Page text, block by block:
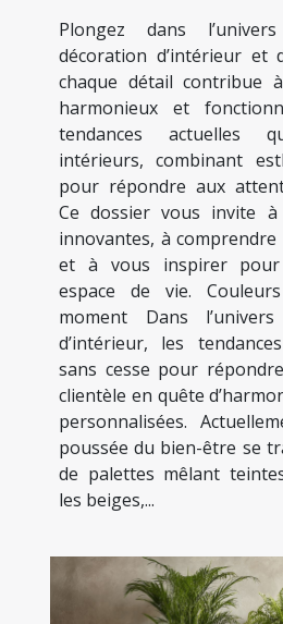
Plongez dans
décoration d’intérieur et
chaque détail contribue
harmonieux et
tendances actuelles
intérieurs, combinant
pour répondre aux
Ce dossier vous invite
innovantes, à
et à vous inspirer
espace de vie.
moment Dans
d’intérieur, les
sans cesse pour
clientèle en quête
personnalisées.
poussée du bien-être se
de palettes mêlant
les beiges,...